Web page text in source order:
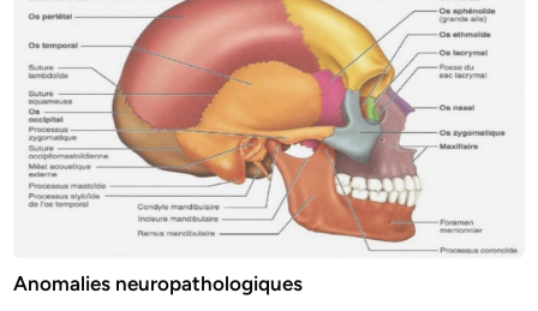
Anomalies neuropathologiques